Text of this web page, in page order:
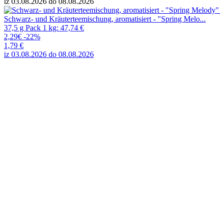
Schwarz- und Kräuterteemischung, aromatisiert - "Spring Melo...
37,5 g Pack 1 kg: 47,74 €
2,29€ -22%
1,79 €
iz 03.08.2026 do 08.08.2026